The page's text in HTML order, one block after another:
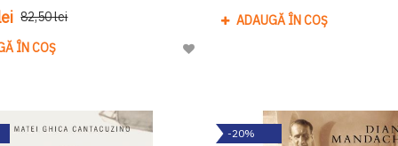
82,50 lei
ÎN COȘ
Adaugă
Dorinte
ADAUGĂ ÎN COȘ
-20%